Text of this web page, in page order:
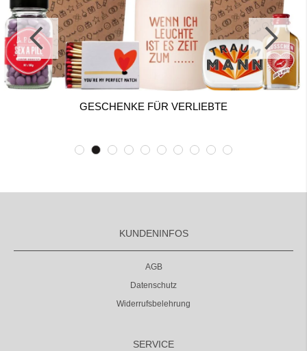
GESCHENKE FÜR VERLIEBTE
KUNDENINFOS
AGB
Datenschutz
Widerrufsbelehrung
SERVICE